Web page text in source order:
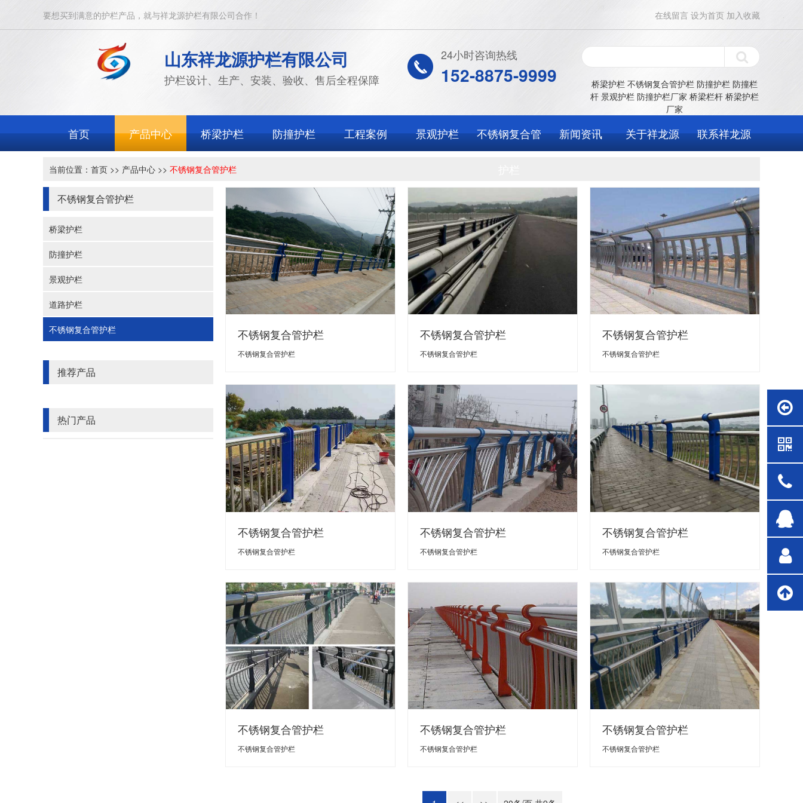
要想买到满意的护栏产品，就与祥龙源护栏有限公司合作！ 在线留言 设为首页 加入收藏
山东祥龙源护栏有限公司
护栏设计、生产、安装、验收、售后全程保障
24小时咨询热线
152-8875-9999 桥梁护栏 不锈钢复合管护栏 防撞护栏 防撞栏
杆 景观护栏 防撞护栏厂家 桥梁栏杆 桥梁护栏
厂家
首页 产品中心 桥梁护栏 防撞护栏 工程案例 景观护栏 不锈钢复合管 新闻资讯 关于祥龙源 联系祥龙源
当前位置： 首页 >> 产品中心 >> 不锈钢复合管护栏
不锈钢复合管护栏
桥梁护栏
防撞护栏
景观护栏
道路护栏
不锈钢复合管护栏
推荐产品
热门产品
不锈钢复合管护栏
不锈钢复合管护栏
不锈钢复合管护栏
不锈钢复合管护栏
不锈钢复合管护栏
不锈钢复合管护栏
不锈钢复合管护栏
不锈钢复合管护栏
不锈钢复合管护栏
不锈钢复合管护栏
不锈钢复合管护栏
不锈钢复合管护栏
不锈钢复合管护栏
不锈钢复合管护栏
不锈钢复合管护栏
不锈钢复合管护栏
不锈钢复合管护栏
不锈钢复合管护栏